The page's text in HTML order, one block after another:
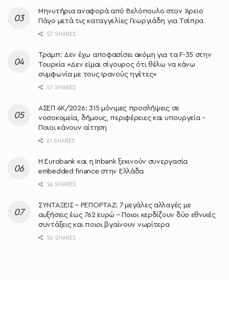
Μηνυτήρια αναφορά από Βελόπουλο στον Άρειο
Πάγο μετά τις καταγγελίες Γεωργιάδη για Τσίπρα
57 SHARES
Τραμπ: Δεν έχω αποφασίσει ακόμη για τα F-35 στην
Τουρκία «Δεν είμαι σίγουρος ότι θέλω να κάνω
συμφωνία με τους Ιρανούς ηγέτες»
57 SHARES
ΑΣΕΠ 6Κ/2026: 315 μόνιμες προσλήψεις σε
νοσοκομεία, δήμους, περιφέρειες και υπουργεία –
Ποιοι κάνουν αίτηση
61 SHARES
Η Eurobank και η Inbank ξεκινούν συνεργασία
embedded finance στην Ελλάδα
56 SHARES
ΣΥΝΤΑΞΕΙΣ – ΡΕΠΟΡΤΑΖ: 7 μεγάλες αλλαγές με
αυξήσεις έως 762 ευρώ – Ποιοι κερδίζουν δύο εθνικές
συντάξεις και ποιοι βγαίνουν νωρίτερα
56 SHARES